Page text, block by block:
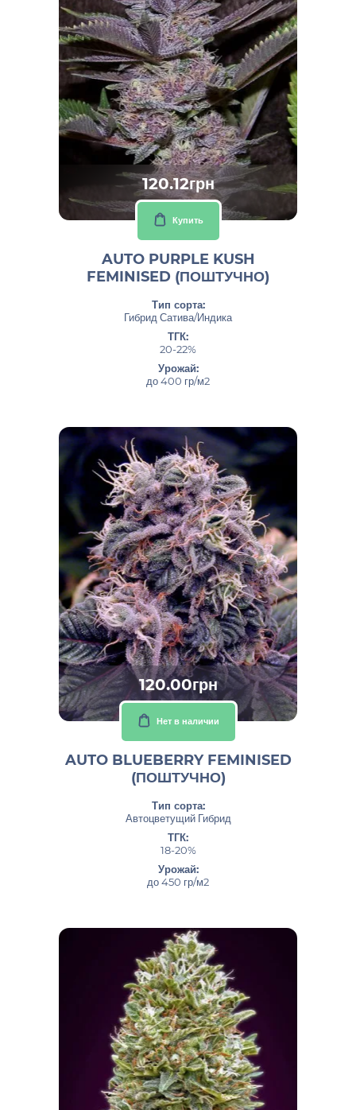
120.12грн
Купить
AUTO PURPLE KUSH
FEMINISED (ПОШТУЧНО)
Тип сорта:
Гибрид Сатива/Индика
ТГК:
20-22%
Урожай:
до 400 гр/м2
120.00грн
Нет в наличии
AUTO BLUEBERRY FEMINISED
(ПОШТУЧНО)
Тип сорта:
Автоцветущий Гибрид
ТГК:
18-20%
Урожай:
до 450 гр/м2